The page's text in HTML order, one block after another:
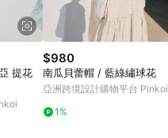
提花
$980
南瓜貝蕾帽 / 藍綠繡球花
亞洲跨境設計購物平台 Pinkoi
1%